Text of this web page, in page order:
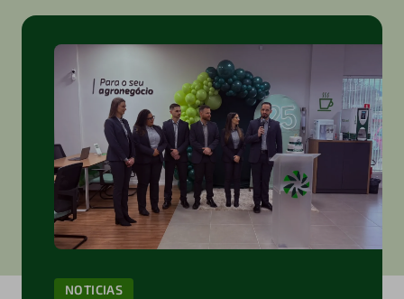
NOTICIAS